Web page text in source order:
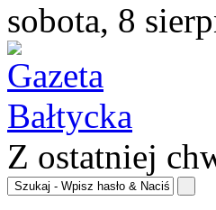
sobota, 8
Z ostatniej